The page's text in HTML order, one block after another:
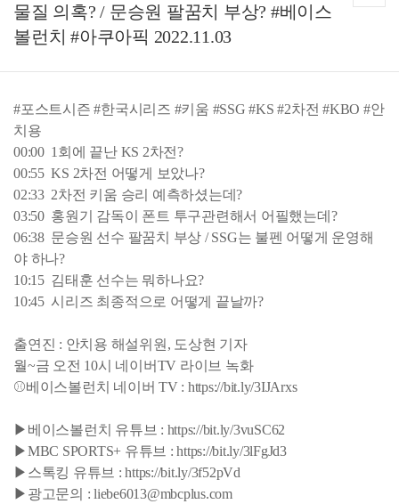
물질 의혹? / 문승원 팔꿈치 부상? #베이스
볼런치 #아쿠아픽 2022.11.03
#포스트시즌 #한국시리즈 #키움 #SSG #KS #2차전 #KBO #안
치용
00:00 1회에 끝난 KS 2차전?
00:55 KS 2차전 어떻게 보았나?
02:33 2차전 키움 승리 예측하셨는데?
03:50 홍원기 감독이 폰트 투구관련해서 어필했는데?
06:38 문승원 선수 팔꿈치 부상 / SSG는 불펜 어떻게 운영해
야 하나?
10:15 김태훈 선수는 뭐하나요?
10:45 시리즈 최종적으로 어떻게 끝날까?
출연진 : 안치용 해설위원, 도상현 기자
월~금 오전 10시 네이버TV 라이브 녹화
⚾베이스볼런치 네이버 TV : https://bit.ly/3IJArxs
▶베이스볼런치 유튜브 : https://bit.ly/3vuSC62
▶MBC SPORTS+ 유튜브 : https://bit.ly/3lFgJd3
▶스톡킹 유튜브 : https://bit.ly/3f52pVd
▶광고문의 : liebe6013@mbcplus.com